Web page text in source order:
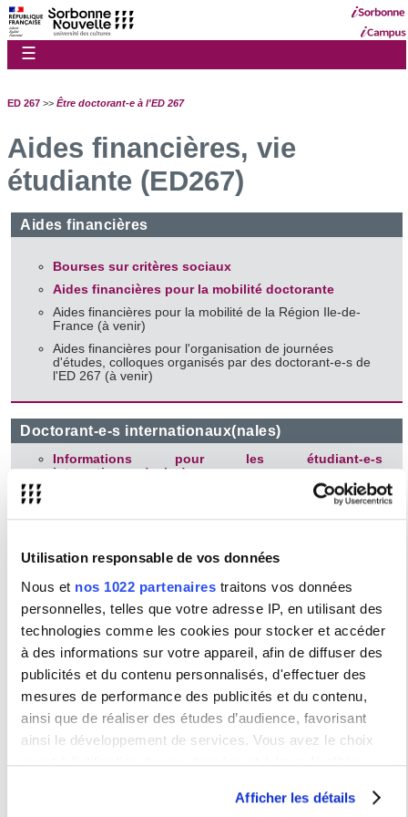
Utilisation responsable de vos données
Nous et nos 1022 partenaires traitons vos données
personnelles, telles que votre adresse IP, en utilisant des
technologies comme les cookies pour stocker et accéder
à des informations sur votre appareil, afin de diffuser des
publicités et du contenu personnalisés, d'effectuer des
mesures de performance des publicités et du contenu,
ainsi que de réaliser des études d’audience, favorisant
ainsi le développement de services. Vous avez le choix
quant à l'utilisation de vos données et à leurs finalités.
moment en consultant la Déclaration relative aux cookies
Afficher les détails
☰
ED 267 >> Être doctorant-e à l'ED 267
Aides financières, vie
étudiante (ED267)
Aides financières
Bourses sur critères sociaux
Aides financières pour la mobilité doctorante
Aides financières pour la mobilité de la Région Ile-de-
France (à venir)
Aides financières pour l'organisation de journées
d'études, colloques organisés par des doctorant-e-s de
l'ED 267 (à venir)
Doctorant-e-s internationaux(nales)
Informations pour les étudiant-e-s
internationaux(nales)
Association ALPHEE(Aide à la rédaction en français
Vie étudiante
Les droits d’inscription à l’université Sorbonne
Nouvelle
Recherche)
Les interlocuteurs de la vie étudiante
La Contribution Vie Etudiante et de Campus | CVEC
Service interuniversitaire de Santé Étudiante (SSE)
Pôle Social (une assistante sociale rattachée à